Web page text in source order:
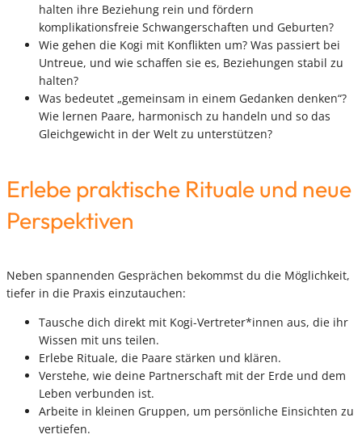
halten ihre Beziehung rein und fördern
komplikationsfreie Schwangerschaften und Geburten?
Wie gehen die Kogi mit Konflikten um? Was passiert bei
Untreue, und wie schaffen sie es, Beziehungen stabil zu
halten?
Was bedeutet „gemeinsam in einem Gedanken denken“?
Wie lernen Paare, harmonisch zu handeln und so das
Gleichgewicht in der Welt zu unterstützen?
Erlebe praktische Rituale und neue
Perspektiven
Neben spannenden Gesprächen bekommst du die Möglichkeit,
tiefer in die Praxis einzutauchen:
Tausche dich direkt mit Kogi-Vertreter*innen aus, die ihr
Wissen mit uns teilen.
Erlebe Rituale, die Paare stärken und klären.
Verstehe, wie deine Partnerschaft mit der Erde und dem
Leben verbunden ist.
Arbeite in kleinen Gruppen, um persönliche Einsichten zu
vertiefen.